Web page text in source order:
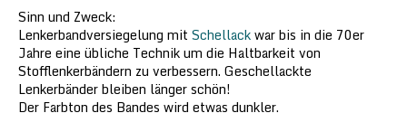
Sinn und Zweck:
Lenkerbandversiegelung mit Schellackwar bis in die 70er
Jahre eine übliche Technik um die Haltbarkeit von
Stofflenkerbändern zu verbessern. Geschellackte
Lenkerbänder bleiben länger schön!
Der Farbton des Bandes wird etwas dunkler.